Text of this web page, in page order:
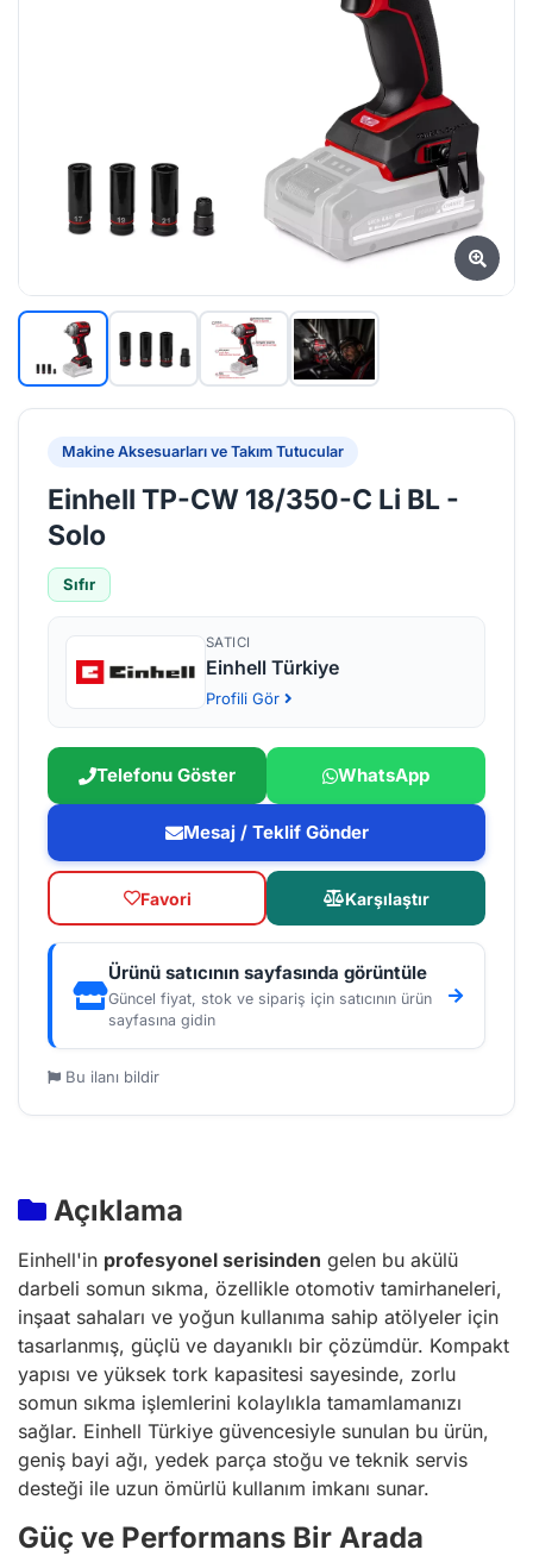
Makine Aksesuarları ve Takım Tutucular
Einhell TP-CW 18/350-C Li BL -
Solo
Sıfır
SATICI
Einhell Türkiye
Profili Gör
Telefonu Göster WhatsApp
Mesaj / Teklif Gönder
Favori Karşılaştır
Ürünü satıcının sayfasında görüntüle
Güncel fiyat, stok ve sipariş için satıcının ürün
sayfasına gidin
Bu ilanı bildir
Açıklama
Einhell'in profesyonel serisinden gelen bu akülü
darbeli somun sıkma, özellikle otomotiv tamirhaneleri,
inşaat sahaları ve yoğun kullanıma sahip atölyeler için
tasarlanmış, güçlü ve dayanıklı bir çözümdür. Kompakt
yapısı ve yüksek tork kapasitesi sayesinde, zorlu
somun sıkma işlemlerini kolaylıkla tamamlamanızı
sağlar. Einhell Türkiye güvencesiyle sunulan bu ürün,
geniş bayi ağı, yedek parça stoğu ve teknik servis
desteği ile uzun ömürlü kullanım imkanı sunar.
Güç ve Performans Bir Arada